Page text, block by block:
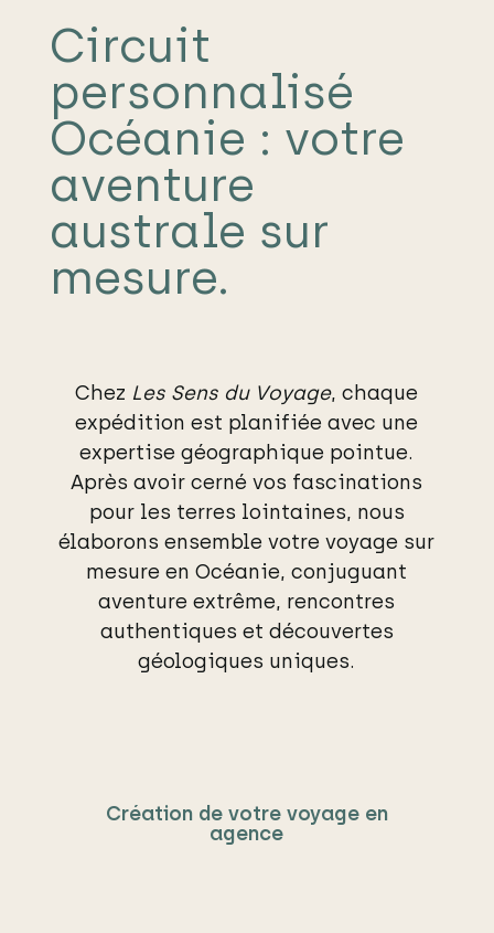
Circuit
personnalisé
Océanie : votre
aventure
australe sur
mesure.
Chez Les Sens du Voyage, chaque
expédition est planifiée avec une
expertise géographique pointue.
Après avoir cerné vos fascinations
pour les terres lointaines, nous
élaborons ensemble votre voyage sur
mesure en Océanie, conjuguant
aventure extrême, rencontres
authentiques et découvertes
géologiques uniques.
Création de votre voyage en
agence